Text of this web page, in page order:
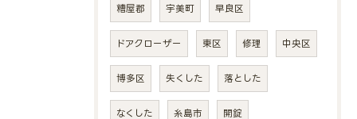
糟屋郡 宇美町 早良区
ドアクローザー 東区 修理 中央区
博多区 失くした 落とした
なくした 糸島市 開錠